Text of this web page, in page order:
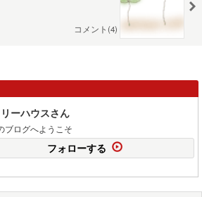
コメント(4)
ーハウスさん
ブログへようこそ
フォローする